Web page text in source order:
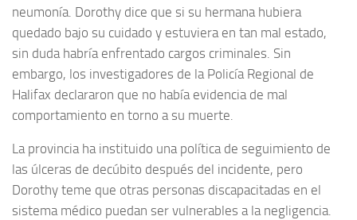
neumonía. Dorothy dice que si su hermana hubiera
quedado bajo su cuidado y estuviera en tan mal estado,
sin duda habría enfrentado cargos criminales. Sin
embargo, los investigadores de la Policía Regional de
Halifax declararon que no había evidencia de mal
comportamiento en torno a su muerte.
La provincia ha instituido una política de seguimiento de
las úlceras de decúbito después del incidente, pero
Dorothy teme que otras personas discapacitadas en el
sistema médico puedan ser vulnerables a la negligencia.